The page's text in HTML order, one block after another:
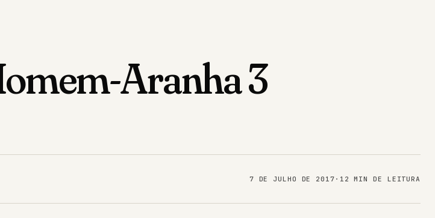
Aranha 3
7 DE JULHO DE 2017 · 12 MIN DE LEITURA